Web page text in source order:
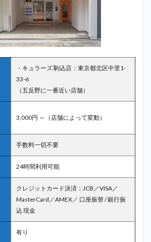
・キュラーズ 駒込店：東京都北区中里1-
33-6
（五反野に一番近い店舗）
3,000円 ～（店舗によって変動）
手数料一切不要
24時間利用可能
クレジットカード決済：JCB／VISA／
MasterCard／AMEX／ 口座振替 / 銀行振
込 現金
有り